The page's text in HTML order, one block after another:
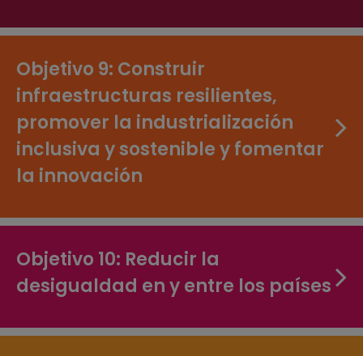
Objetivo 9: Construir
infraestructuras resilientes,
promover la industrialización
inclusiva y sostenible y fomentar
la innovación
Objetivo 10: Reducir la
desigualdad en y entre los países